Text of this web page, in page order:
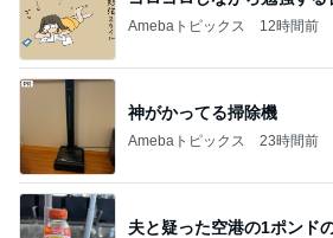
Amebaトピックス 12時間前
神がかってる掃除機
Amebaトピックス 23時間前
夫と疑った空港の1ポンド